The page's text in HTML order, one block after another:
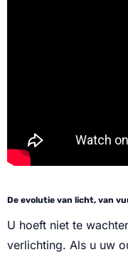
De evolutie van licht, van
U hoeft niet te
verlichting. Als u uw